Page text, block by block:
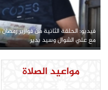
فيديو: الحلقة الثانية من فوازير
مع علي الشوال وسيد بدير
مواعيد الصلاة